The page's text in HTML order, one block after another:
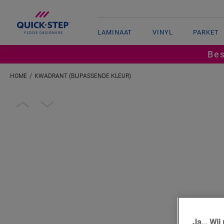
LAMINAAT VINYL PARKET
HOME KWADRANT (BIJPASSENDE KLEUR)